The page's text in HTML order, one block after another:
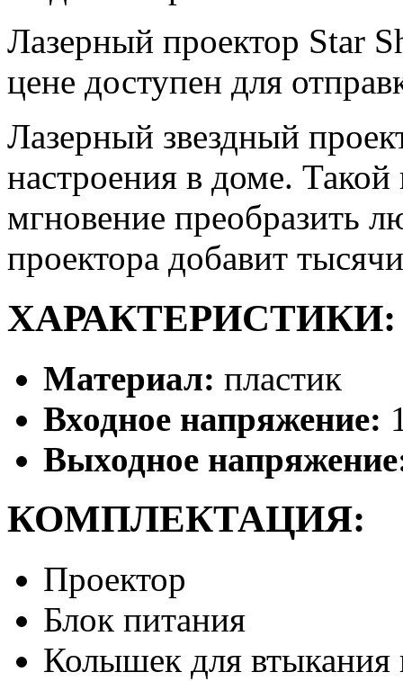
Лазерный проектор Star
цене доступен для
Лазерный звездный
настроения в доме.
мгновение преобразить
проектора добавит
ХАРАКТЕРИСТИКИ:
Материал: пластик
Входное напряжение:
Выходное
КОМПЛЕКТАЦИЯ:
Проектор
Блок питания
Колышек для втыкания